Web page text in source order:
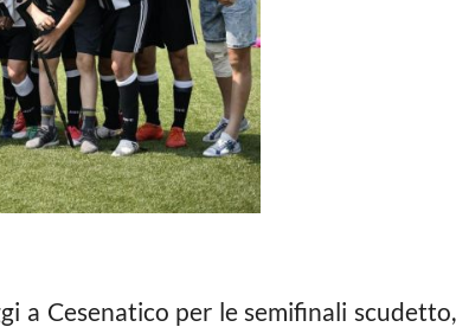
a Cesenatico per le semifinali scudetto,